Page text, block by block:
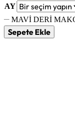
AY
MAVİ DERİ
Sepete Ekle